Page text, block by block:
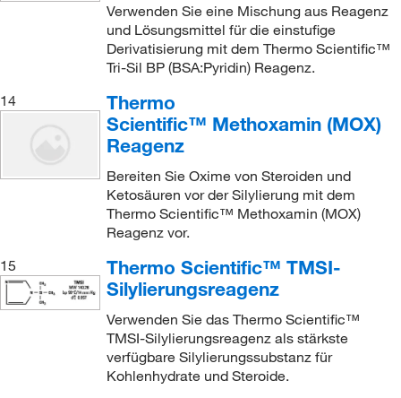
Verwenden Sie eine Mischung aus Reagenz
und Lösungsmittel für die einstufige
Derivatisierung mit dem Thermo Scientific™
Tri-Sil BP (BSA:Pyridin) Reagenz.
14
Thermo
Scientific™ Methoxamin (MOX)
Reagenz
Bereiten Sie Oxime von Steroiden und
Ketosäuren vor der Silylierung mit dem
Thermo Scientific™ Methoxamin (MOX)
Reagenz vor.
15
Thermo Scientific™ TMSI-
Silylierungsreagenz
Verwenden Sie das Thermo Scientific™
TMSI-Silylierungsreagenz als stärkste
verfügbare Silylierungssubstanz für
Kohlenhydrate und Steroide.